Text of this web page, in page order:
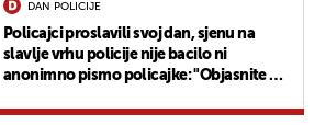
DAN POLICIJE
Policajci proslavili svoj dan, sjenu na
slavlje vrhu policije nije bacilo ni
anonimno pismo policajke: "Objasnite mi